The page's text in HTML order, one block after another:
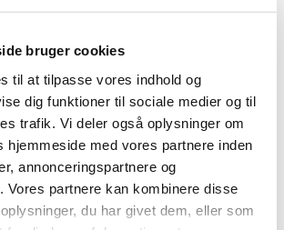
bruger cookies
til at tilpasse vores indhold og
dig funktioner til sociale medier og til
trafik. Vi deler også oplysninger om
hjemmeside med vores partnere inden
annonceringspartnere og
Vores partnere kan kombinere disse
du har givet dem, eller som